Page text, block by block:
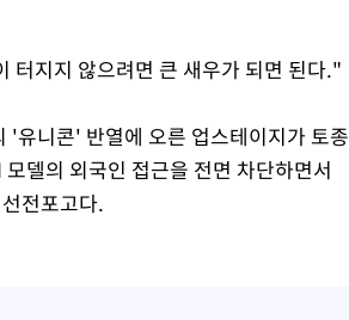
터지지 않으려면 큰 새우가 되면 된다."
'유니콘' 반열에 오른 업스테이지가 토종
델의 외국인 접근을 전면 차단하면서
전포고다.